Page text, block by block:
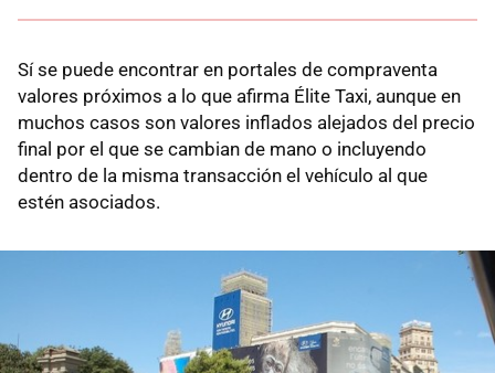
Sí se puede encontrar en portales de compraventa
valores próximos a lo que afirma Élite Taxi, aunque en
muchos casos son valores inflados alejados del precio
final por el que se cambian de mano o incluyendo
dentro de la misma transacción el vehículo al que
estén asociados.